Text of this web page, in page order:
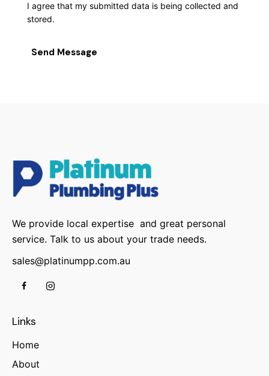
I agree that my submitted data is being collected and
stored.
Send Message
We provide local expertise and great personal
service. Talk to us about your trade needs.
sales@platinumpp.com.au
Links
Home
About